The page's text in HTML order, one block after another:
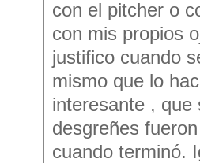
con el pitcher o
con mis propios
justifico cuando
mismo que lo
interesante , que
desgreñes
cuando terminó.